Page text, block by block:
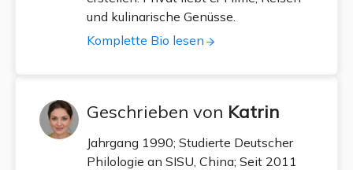
und kulinarische Genüsse.
Komplette Bio lesen
Geschrieben von Katrin
Jahrgang 1990; Studierte Deutscher
Philologie an SISU, China; Seit 2011